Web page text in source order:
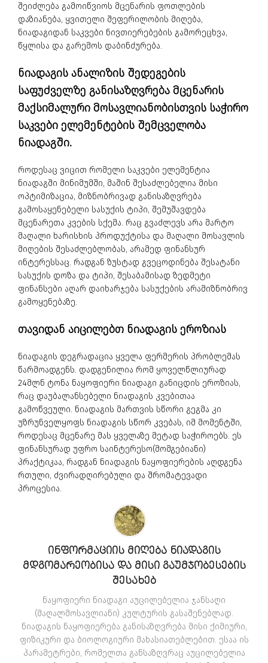
შეიძლება გამოიწვიოს მცენარის ფოთლების
დაზიანება, ყვითელი შეფერილობის მიღება,
ნიადაგიდან საკვები ნივთიერებების გამორეცხვა,
წყლისა და გარემოს დაბინძურება.
ნიადაგის ანალიზის შედეგების
საფუძველზე განისაზღვრება მცენარის
მაქსიმალური მოსავლიანობისთვის საჭირო
საკვები ელემენტების შემცველობა
ნიადაგში.
როდესაც ვიცით რომელი საკვები ელემენტია
ნიადაგში მინიმუმში, მაშინ შესაძლებელია მისი
ოპტიმიზაცია, მიზნობრივად განისაზღვრება
გამოსაყენებელი სასუქის ტიპი, შემუშავდება
მცენარეთა კვების სქემა. რაც გვაძლევს არა მარტო
მაღალი ხარისხის პროდუქტისა და მაღალი მოსავლის
მიღების შესაძლებლობას, არამედ ფინანსურ
ინტერესსაც. რადგან ზუსტად გვეცოდინება შესატანი
სასუქის დოზა და ტიპი, შესაბამისად ზედმეტი
ფინანსები აღარ დაიხარჯება სასუქების არამიზნობრივ
გამოყენებაზე.
თავიდან აიცილებთ ნიადაგის ეროზიას
ნიადაგის დეგრადაცია ყველა ფერმერის პრობლემას
წარმოადგენს. დადგენილია რომ ყოველწლიურად
24მლნ ტონა ნაყოფიერი ნიადაგი განიცდის ეროზიას,
რაც დაუბალანსებელი ნიადაგის კვებითაა
გამოწვეული. ნიადაგის მართვის სწორი გეგმა კი
უზრუნველყოფს ნიადაგის სწორ კვებას, იმ მომენტში,
როდესაც მცენარე მას ყველაზე მეტად საჭიროებს. ეს
ფინანსურად უფრო საინტერესო(მომგებიანი)
პრაქტიკაა, რადგან ნიადაგის ნაყოფიერების აღდგენა
რთული, ძვირადღირებული და შრომატევადი
პროცესია.
ᲘᲜᲤᲝᲠᲛᲐᲪᲘᲘᲡ ᲛᲘᲦᲔᲑᲐ ᲜᲘᲐᲓᲐᲒᲘᲡ
ᲛᲓᲒᲝᲛᲐᲠᲔᲝᲑᲘᲡᲐ ᲓᲐ ᲛᲘᲡᲘ ᲒᲐᲣᲛᲯᲝᲑᲔᲡᲔᲑᲘᲡ
ᲨᲔᲡᲐᲮᲔᲑ
ნაყოფიერი ნიადაგი აუცილებელია ჯანსაღი
(მაღალმოსავლიანი) კულტურის გასაშენებლად.
ნიადაგის ნაყოფიერება განისაზღვრება მისი ქიმიური,
ფიზიკური და ბიოლოგიური მახასიათებლებით. ესაა ის
პარამეტრები, რომელთა განსაზღვრაც აუცილებელია